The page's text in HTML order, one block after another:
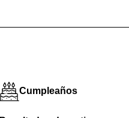
Cumpleaños